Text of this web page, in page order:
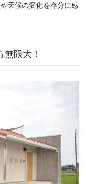
天候の変化を存分に感
限大！